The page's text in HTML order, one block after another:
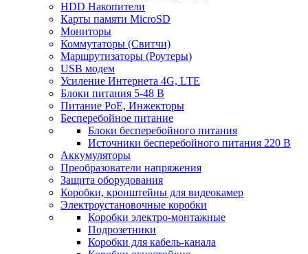
HDD Накопители
Карты памяти MicroSD
Мониторы
Коммутаторы (Свитчи)
Маршрутизаторы (Роутеры)
USB модем
Усиление Интернета 4G, LTE
Блоки питания 5-48 В
Питание PoE, Инжекторы
Бесперебойное питание
Блоки бесперебойного питания
Источники бесперебойного питания 220 В
Аккумуляторы
Преобразователи напряжения
Защита оборудования
Коробки, кронштейны для видеокамер
Электроустановочные коробки
Коробки электро-монтажные
Подрозетники
Коробки для кабель-канала